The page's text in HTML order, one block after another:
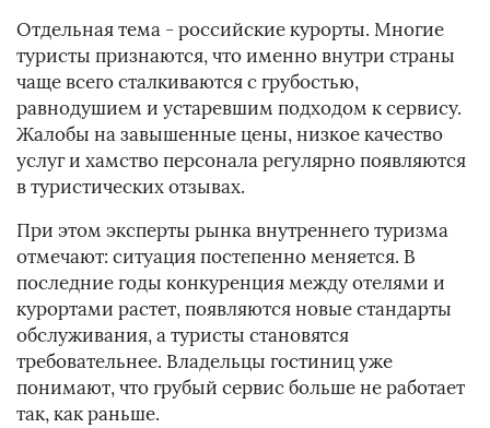
Отдельная тема - российские курорты. Многие
туристы признаются, что именно внутри страны
чаще всего сталкиваются с грубостью,
равнодушием и устаревшим подходом к сервису.
Жалобы на завышенные цены, низкое качество
услуг и хамство персонала регулярно появляются
в туристических отзывах.
При этом эксперты рынка внутреннего туризма
отмечают: ситуация постепенно меняется. В
последние годы конкуренция между отелями и
курортами растет, появляются новые стандарты
обслуживания, а туристы становятся
требовательнее. Владельцы гостиниц уже
понимают, что грубый сервис больше не работает
так, как раньше.